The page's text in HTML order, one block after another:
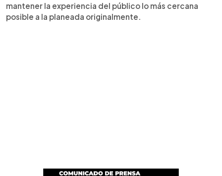
mantener la experiencia del público lo más cercana
posible a la planeada originalmente.